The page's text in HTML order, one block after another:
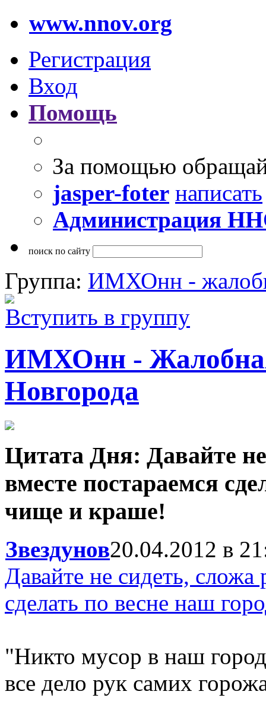
www.nnov.org
Регистрация
Вход
Помощь
За помощью
jasper-foter написать
Администрация
поиск по сайту
Группа: ИМХОнн -
Вступить в группу
ИМХОнн -
Новгорода
Цитата Дня: Давайте
вместе постараемся
чище и краше!
Звездунов20.04.2012 в
Давайте не сидеть, сложа
сделать по весне наш
"Никто мусор в наш
все дело рук самих